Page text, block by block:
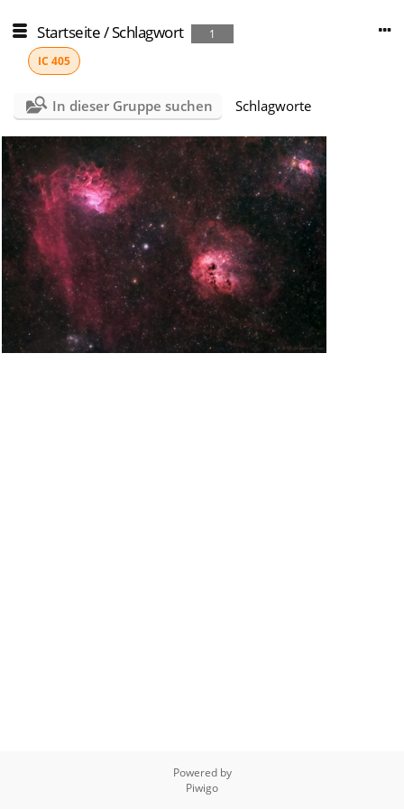
Startseite/Schlagwort
1
IC 405
In dieser Gruppe suchen Schlagworte
Powered by
Piwigo